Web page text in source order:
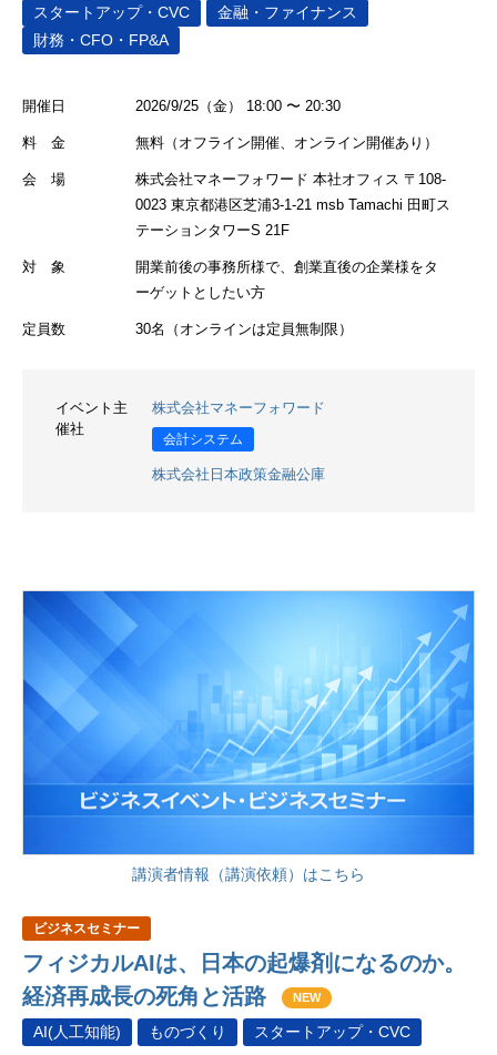
スタートアップ・CVC
金融・ファイナンス
財務・CFO・FP&A
開催日 2026/9/25（金） 18:00 〜 20:30
料 金 無料（オフライン開催、オンライン開催あり）
会 場
株式会社マネーフォワード 本社オフィス 〒108-
0023 東京都港区芝浦3-1-21 msb Tamachi 田町ス
テーションタワーS 21F
対 象
開業前後の事務所様で、創業直後の企業様をタ
ーゲットとしたい方
定員数 30名（オンラインは定員無制限）
イベント主
催社
株式会社マネーフォワード
会計システム
株式会社日本政策金融公庫
講演者情報（講演依頼）はこちら
ビジネスセミナー
フィジカルAIは、日本の起爆剤になるのか。
経済再成長の死角と活路
NEW
AI(人工知能) ものづくり スタートアップ・CVC